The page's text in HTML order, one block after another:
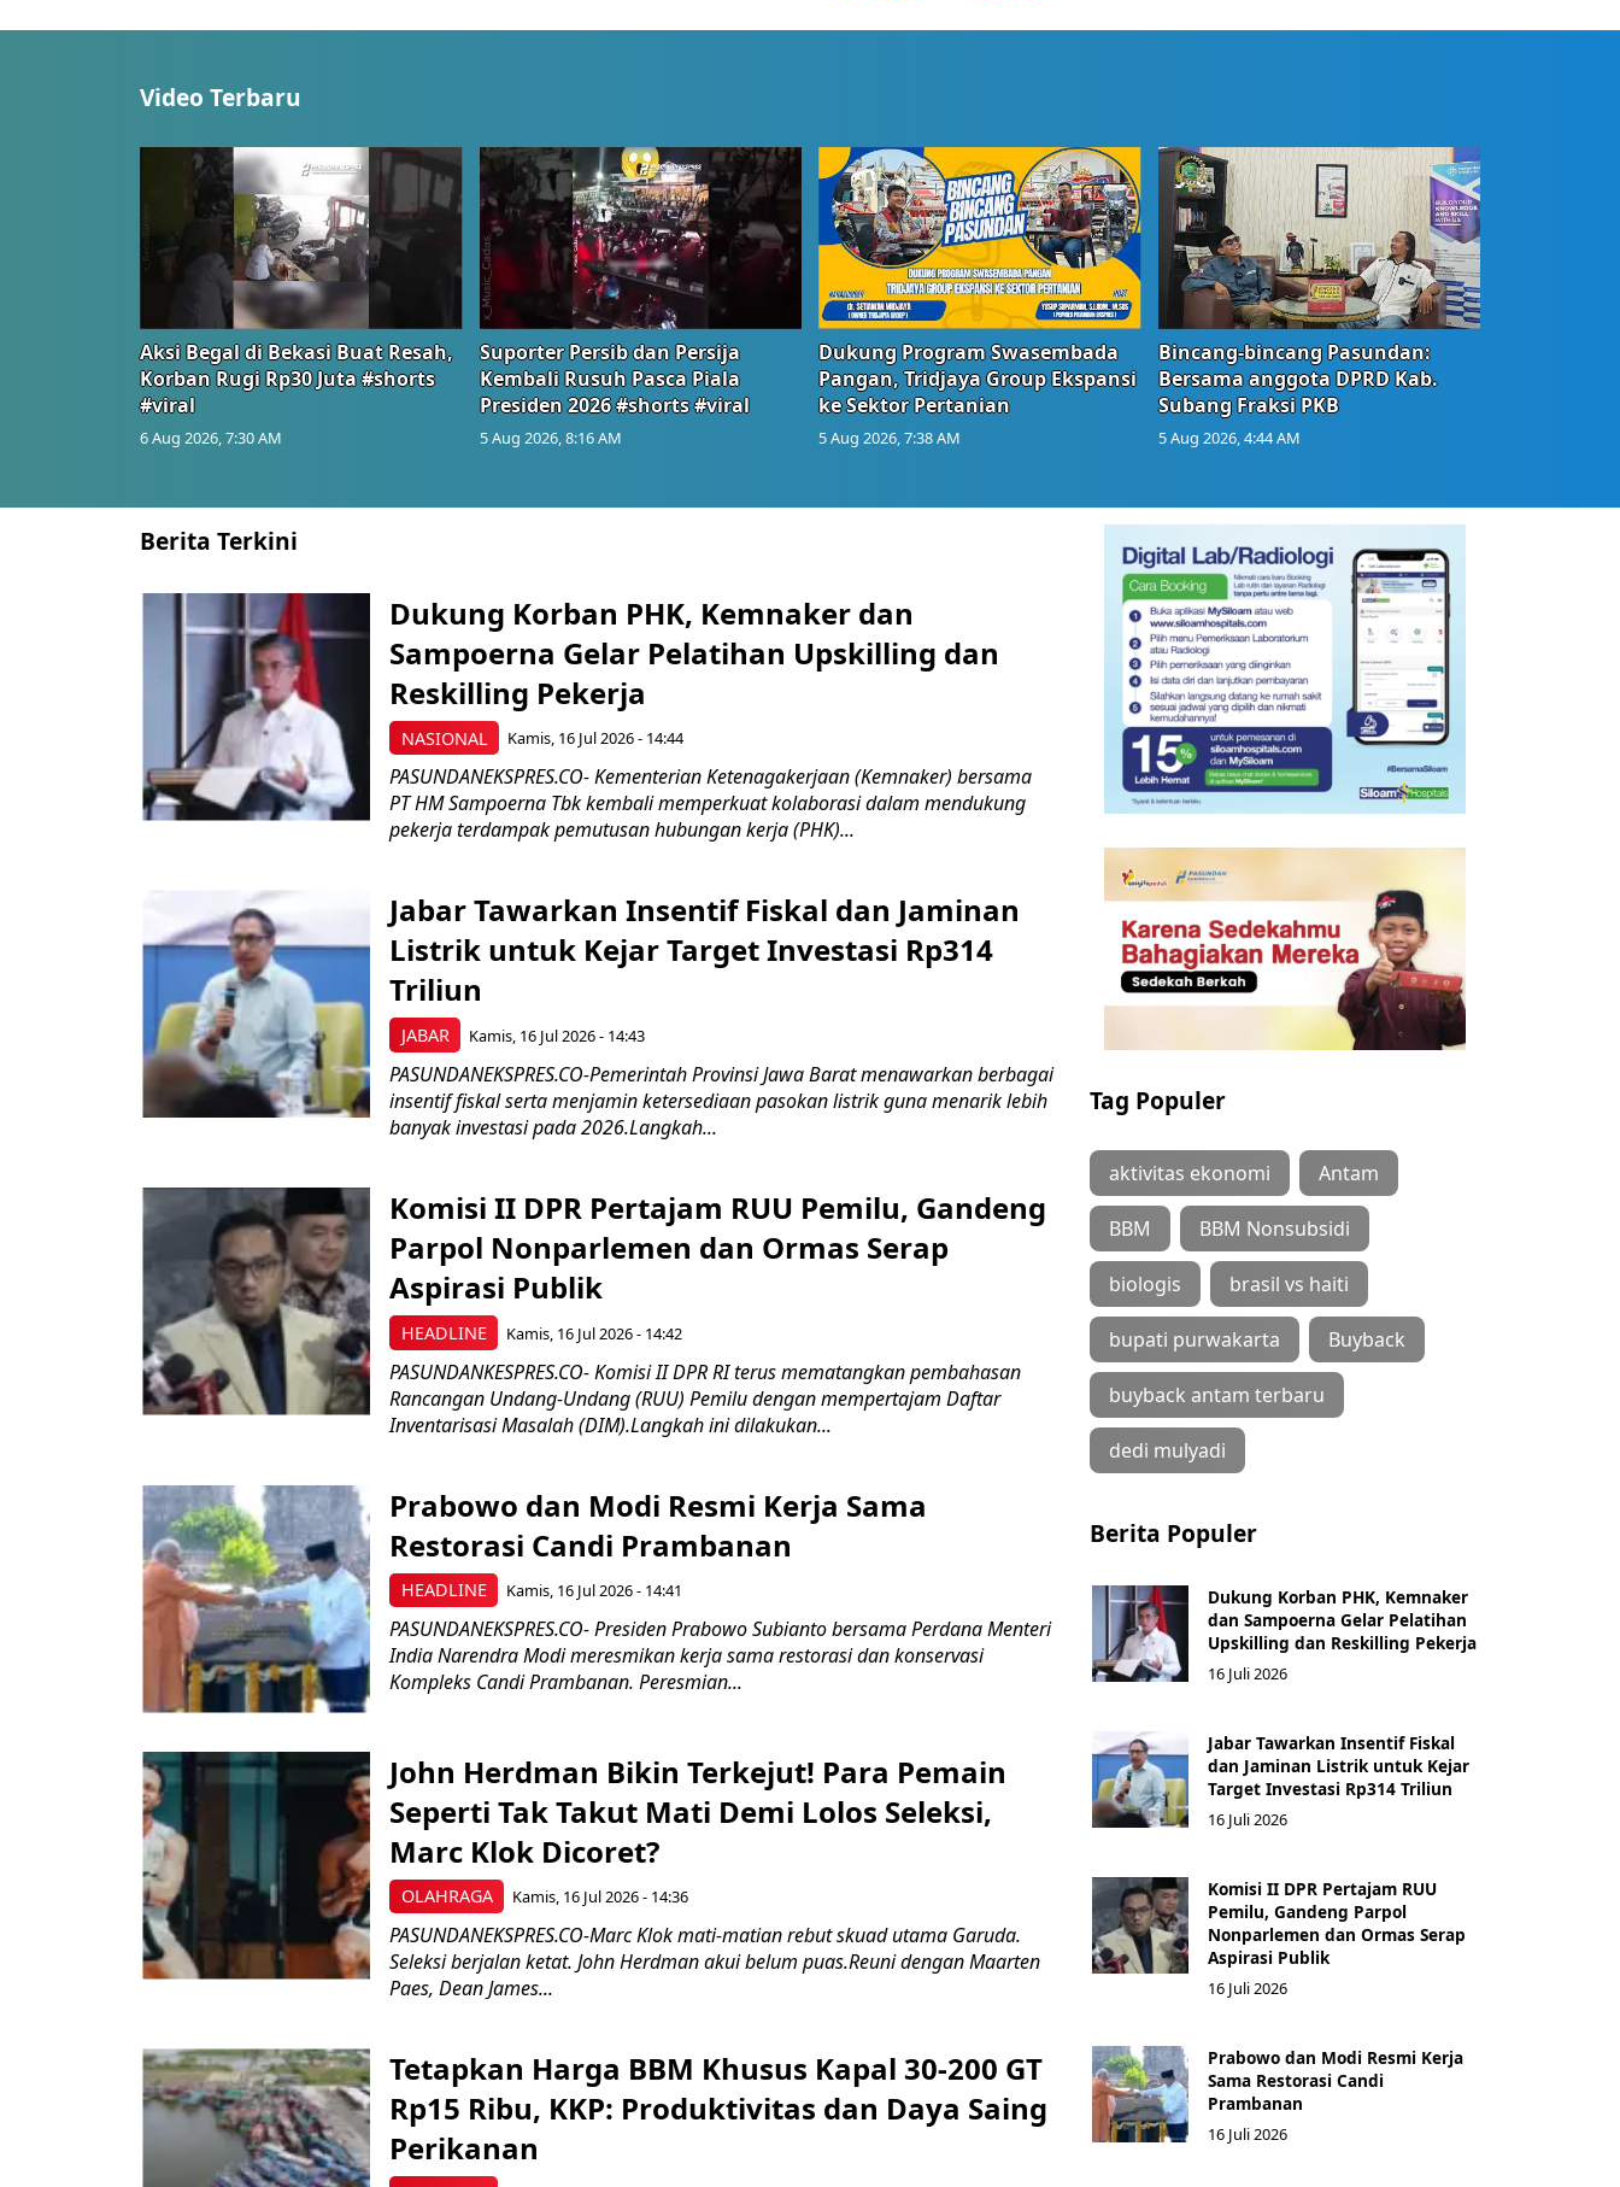
Video Terbaru
Aksi Begal di Bekasi Buat Resah,
Korban Rugi Rp30 Juta #shorts
#viral
6 Aug 2026, 7:30 AM
Suporter Persib dan Persija
Kembali Rusuh Pasca Piala
Presiden 2026 #shorts #viral
5 Aug 2026, 8:16 AM
Dukung Program Swasembada
Pangan, Tridjaya Group Ekspansi
ke Sektor Pertanian
5 Aug 2026, 7:38 AM
Bincang-bincang Pasundan:
Bersama anggota DPRD Kab.
Subang Fraksi PKB
5 Aug 2026, 4:44 AM
Berita Terkini
NASIONAL
Dukung Korban PHK, Kemnaker dan
Sampoerna Gelar Pelatihan Upskilling dan
Reskilling Pekerja
Kamis, 16 Jul 2026 - 14:44
PASUNDANEKSPRES.CO- Kementerian Ketenagakerjaan (Kemnaker) bersama
PT HM Sampoerna Tbk kembali memperkuat kolaborasi dalam mendukung
pekerja terdampak pemutusan hubungan kerja (PHK)...
JABAR
Jabar Tawarkan Insentif Fiskal dan Jaminan
Listrik untuk Kejar Target Investasi Rp314
Triliun
Kamis, 16 Jul 2026 - 14:43
PASUNDANEKSPRES.CO-Pemerintah Provinsi Jawa Barat menawarkan berbagai
insentif fiskal serta menjamin ketersediaan pasokan listrik guna menarik lebih
banyak investasi pada 2026.Langkah...
HEADLINE
Komisi II DPR Pertajam RUU Pemilu, Gandeng
Parpol Nonparlemen dan Ormas Serap
Aspirasi Publik
Kamis, 16 Jul 2026 - 14:42
PASUNDANKESPRES.CO- Komisi II DPR RI terus mematangkan pembahasan
Rancangan Undang-Undang (RUU) Pemilu dengan mempertajam Daftar
Inventarisasi Masalah (DIM).Langkah ini dilakukan...
HEADLINE
Prabowo dan Modi Resmi Kerja Sama
Restorasi Candi Prambanan
Kamis, 16 Jul 2026 - 14:41
PASUNDANEKSPRES.CO- Presiden Prabowo Subianto bersama Perdana Menteri
India Narendra Modi meresmikan kerja sama restorasi dan konservasi
Kompleks Candi Prambanan. Peresmian...
OLAHRAGA
John Herdman Bikin Terkejut! Para Pemain
Seperti Tak Takut Mati Demi Lolos Seleksi,
Marc Klok Dicoret?
Kamis, 16 Jul 2026 - 14:36
PASUNDANEKSPRES.CO-Marc Klok mati-matian rebut skuad utama Garuda.
Seleksi berjalan ketat. John Herdman akui belum puas.Reuni dengan Maarten
Paes, Dean James...
Tetapkan Harga BBM Khusus Kapal 30-200 GT
Rp15 Ribu, KKP: Produktivitas dan Daya Saing
Perikanan
Tag Populer
aktivitas ekonomi Antam
BBM BBM Nonsubsidi
biologis brasil vs haiti
bupati purwakarta Buyback
buyback antam terbaru
dedi mulyadi
Berita Populer
Dukung Korban PHK, Kemnaker
dan Sampoerna Gelar Pelatihan
Upskilling dan Reskilling Pekerja
16 Juli 2026
Jabar Tawarkan Insentif Fiskal
dan Jaminan Listrik untuk Kejar
Target Investasi Rp314 Triliun
16 Juli 2026
Komisi II DPR Pertajam RUU
Pemilu, Gandeng Parpol
Nonparlemen dan Ormas Serap
Aspirasi Publik
16 Juli 2026
Prabowo dan Modi Resmi Kerja
Sama Restorasi Candi
Prambanan
16 Juli 2026